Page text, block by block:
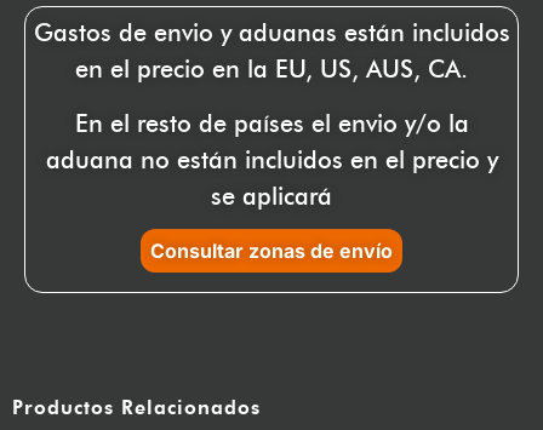
Gastos de envio y aduanas están incluidos
en el precio en la EU, US, AUS, CA.
En el resto de países el envio y/o la
aduana no están incluidos en el precio y
se aplicará
Consultar zonas de envío
Productos Relacionados